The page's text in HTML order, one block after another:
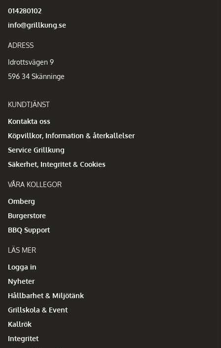
014280102
info@grillkung.se
ADRESS
Idrottsvägen 9
596 34 Skänninge
KUNDTJÄNST
Kontakta oss
Köpvillkor, Information & återkallelser
Service Grillkung
Säkerhet, Integritet & Cookies
VÅRA KOLLEGOR
Omberg
Burgerstore
BBQ Support
LÄS MER
Logga in
Nyheter
Hållbarhet & Miljötänk
Grillskola & Event
Kallrök
Integritet